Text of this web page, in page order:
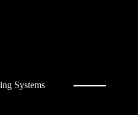
Systems